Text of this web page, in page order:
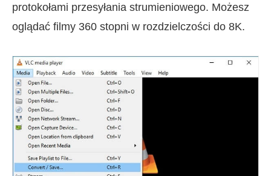
protokołami przesyłania strumieniowego. Możesz
oglądać filmy 360 stopni w rozdzielczości do 8K.